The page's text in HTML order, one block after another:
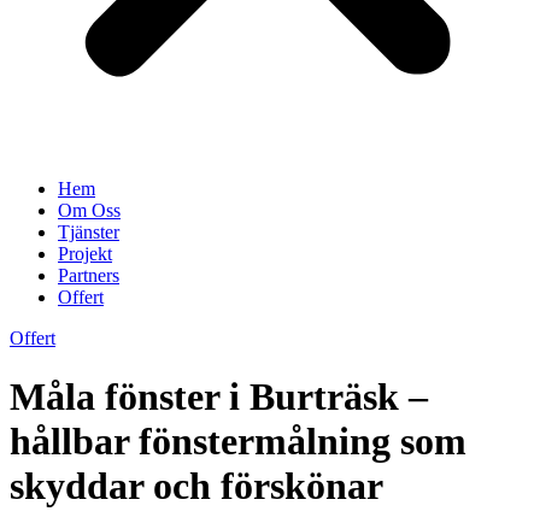
Hem
Om Oss
Tjänster
Projekt
Partners
Offert
Offert
Måla fönster i Burträsk –
hållbar fönstermålning som
skyddar och förskönar